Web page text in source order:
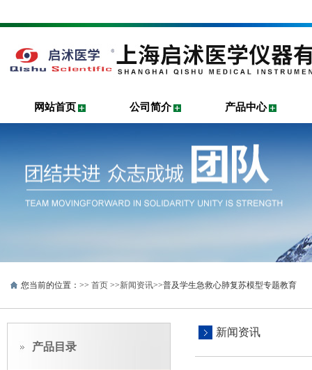
网站首页 公司简介 产品中心
您当前的位置：>> 首页 >>新闻资讯>>普及学生急救心肺复苏模型专题教育
产品目录
新闻资讯